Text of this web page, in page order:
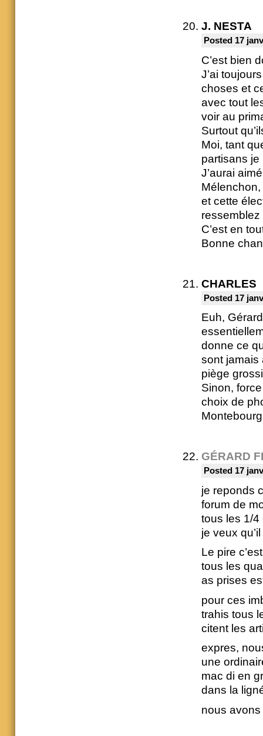
J. NESTA
Posted 17
C’est bien
J’ai
choses et
avec tout
voir au
Surtout
Moi, tant
partisans
J’aurai
et cette
C’est en
Bonne
CHARLES
Posted 17
Euh,
donne ce
sont jamais
piège
Sinon,
choix de
GÉRARD
Posted 17
je reponds
forum de
tous les 1/4
je veux
Le pire
tous les
as prises
pour ces
trahis tous
citent les
expres,
une
mac di en
dans la
nous